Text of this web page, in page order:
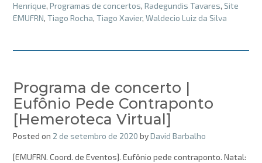
Henrique, Programas de concertos, Radegundis Tavares, Site
EMUFRN, Tiago Rocha, Tiago Xavier, Waldecio Luiz da Silva
Programa de concerto |
Eufônio Pede Contraponto
[Hemeroteca Virtual]
Posted on 2 de setembro de 2020 byDavid Barbalho
[EMUFRN. Coord. de Eventos]. Eufônio pede contraponto. Natal: